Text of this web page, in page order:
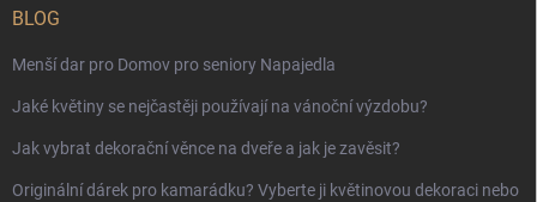
BLOG
Menší dar pro Domov pro seniory Napajedla
Jaké květiny se nejčastěji používají na vánoční výzdobu?
Jak vybrat dekorační věnce na dveře a jak je zavěsit?
Originální dárek pro kamarádku? Vyberte ji květinovou dekoraci nebo